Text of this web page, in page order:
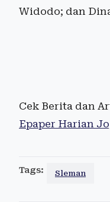
Widodo; dan
Cek Berita dan
Epaper Harian
Tags: Sleman